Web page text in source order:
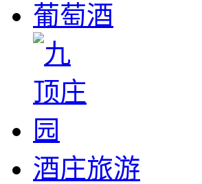
葡萄酒
酒庄旅游